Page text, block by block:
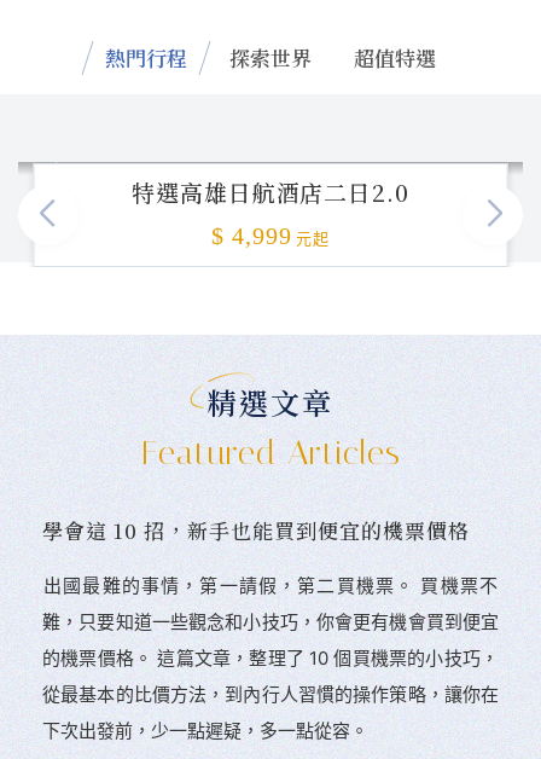
熱門行程 探索世界 超值特選
特選高雄日航酒店二日2.0
$ 4,999 元起
精選文章
Featured Articles
學會這 10 招，新手也能買到便宜的機票價格
󠀠出國最難的事情，第一請假，第二買機票。 󠀠買機票不
難，只要知道一些觀念和小技巧，你會更有機會買到便宜
的機票價格。 這篇文章，整理了 10 個買機票的小技巧，
從最基本的比價方法，到內行人習慣的操作策略，讓你在
下次出發前，少一點遲疑，多一點從容。